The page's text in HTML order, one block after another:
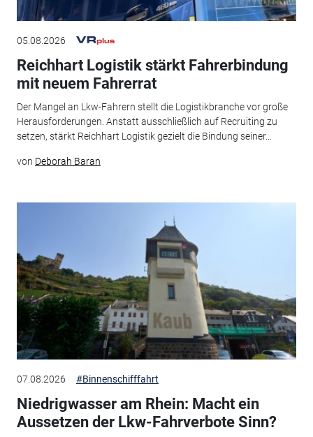
05.08.2026
Reichhart Logistik stärkt Fahrerbindung
mit neuem Fahrerrat
Der Mangel an Lkw-Fahrern stellt die Logistikbranche vor große
Herausforderungen. Anstatt ausschließlich auf Recruiting zu
setzen, stärkt Reichhart Logistik gezielt die Bindung seiner...
von Deborah Baran
07.08.2026 #Binnenschifffahrt
Niedrigwasser am Rhein: Macht ein
Aussetzen der Lkw-Fahrverbote Sinn?